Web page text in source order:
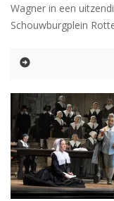
Wagner in een
Schouwburgplein